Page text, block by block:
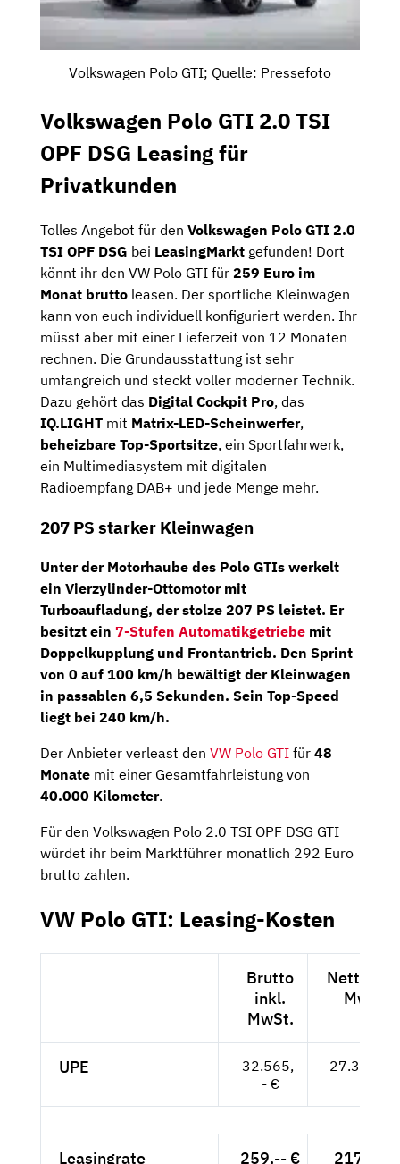
Volkswagen Polo GTI; Quelle: Pressefoto
Volkswagen Polo GTI 2.0 TSI
OPF DSG Leasing für
Privatkunden
Tolles Angebot für den Volkswagen Polo GTI 2.0
TSI OPF DSG bei LeasingMarkt gefunden! Dort
könnt ihr den VW Polo GTI für 259 Euro im
Monat brutto leasen. Der sportliche Kleinwagen
kann von euch individuell konfiguriert werden. Ihr
müsst aber mit einer Lieferzeit von 12 Monaten
rechnen. Die Grundausstattung ist sehr
umfangreich und steckt voller moderner Technik.
Dazu gehört das Digital Cockpit Pro, das
IQ.LIGHT mit Matrix-LED-Scheinwerfer,
beheizbare Top-Sportsitze, ein Sportfahrwerk,
ein Multimediasystem mit digitalen
Radioempfang DAB+ und jede Menge mehr.
207 PS starker Kleinwagen
Unter der Motorhaube des Polo GTIs werkelt
ein Vierzylinder-Ottomotor mit
Turboaufladung, der stolze 207 PS leistet. Er
besitzt ein 7-Stufen Automatikgetriebe mit
Doppelkupplung und Frontantrieb. Den Sprint
von 0 auf 100 km/h bewältigt der Kleinwagen
in passablen 6,5 Sekunden. Sein Top-Speed
liegt bei 240 km/h.
Der Anbieter verleast den VW Polo GTI für 48
Monate mit einer Gesamtfahrleistung von
40.000 Kilometer.
Für den Volkswagen Polo 2.0 TSI OPF DSG GTI
würdet ihr beim Marktführer monatlich 292 Euro
brutto zahlen.
VW Polo GTI: Leasing-Kosten
Brutto
inkl.
MwSt.
Netto
MwSt.
UPE
32.565,-
- €
27.366,--
Leasingrate 259,-- € 217,65 €